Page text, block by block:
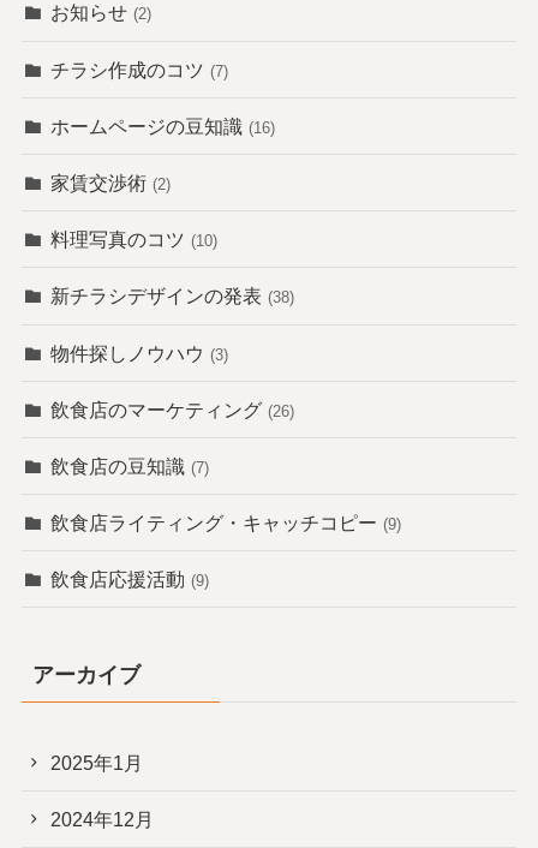
お知らせ (2)
チラシ作成のコツ (7)
ホームページの豆知識 (16)
家賃交渉術 (2)
料理写真のコツ (10)
新チラシデザインの発表 (38)
物件探しノウハウ (3)
飲食店のマーケティング (26)
飲食店の豆知識 (7)
飲食店ライティング・キャッチコピー (9)
飲食店応援活動 (9)
アーカイブ
2025年1月
2024年12月